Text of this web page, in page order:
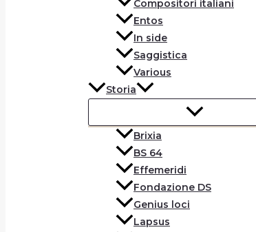
Compositori italiani
Entos
In side
Saggistica
Various
Storia
Brixia
BS 64
Effemeridi
Fondazione DS
Genius loci
Lapsus